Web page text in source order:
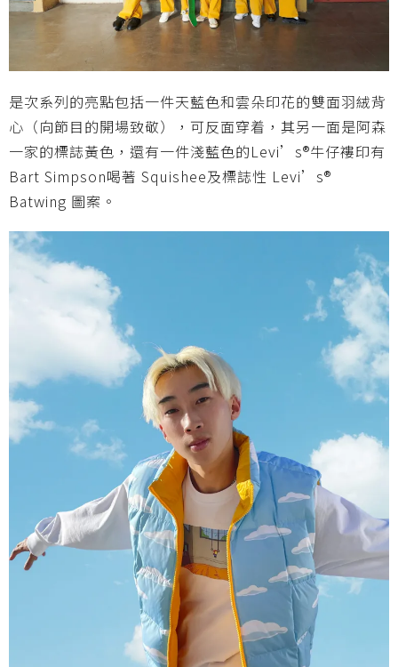
是次系列的亮點包括一件天藍色和雲朵印花的雙面羽絨背
心（向節目的開場致敬），可反面穿着，其另一面是阿森
一家的標誌黃色，還有一件淺藍色的Levi’s®牛仔褸印有
Bart Simpson喝著 Squishee及標誌性 Levi’s®
Batwing 圖案。